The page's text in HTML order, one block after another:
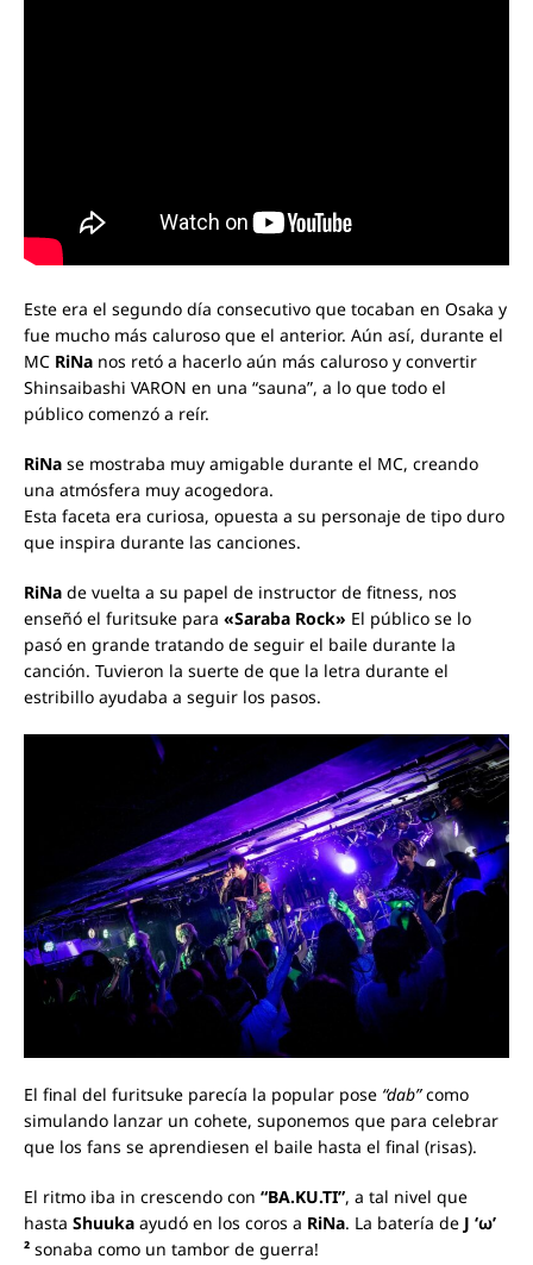
Este era el segundo día consecutivo que tocaban en Osaka y
fue mucho más caluroso que el anterior. Aún así, durante el
MC RiNa nos retó a hacerlo aún más caluroso y convertir
Shinsaibashi VARON en una “sauna”, a lo que todo el
público comenzó a reír.
RiNa se mostraba muy amigable durante el MC, creando
una atmósfera muy acogedora.
Esta faceta era curiosa, opuesta a su personaje de tipo duro
que inspira durante las canciones.
RiNa de vuelta a su papel de instructor de fitness, nos
enseñó el furitsuke para «Saraba Rock» El público se lo
pasó en grande tratando de seguir el baile durante la
canción. Tuvieron la suerte de que la letra durante el
estribillo ayudaba a seguir los pasos.
El final del furitsuke parecía la popular pose “dab”como
simulando lanzar un cohete, suponemos que para celebrar
que los fans se aprendiesen el baile hasta el final (risas).
El ritmo iba in crescendo con “BA.KU.TI”, a tal nivel que
hasta Shuuka ayudó en los coros a RiNa. La batería de J ‘ω’
² sonaba como un tambor de guerra!